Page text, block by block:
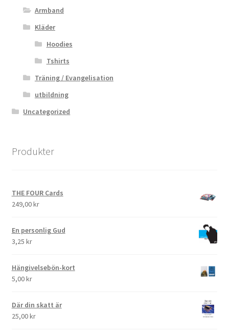
Armband
Kläder
Hoodies
Tshirts
Träning / Evangelisation
utbildning
Uncategorized
Produkter
THE FOUR Cards
249,00kr
En personlig Gud
3,25 kr
Hängivelsebön-kort
5,00kr
Där din skatt är
25,00kr